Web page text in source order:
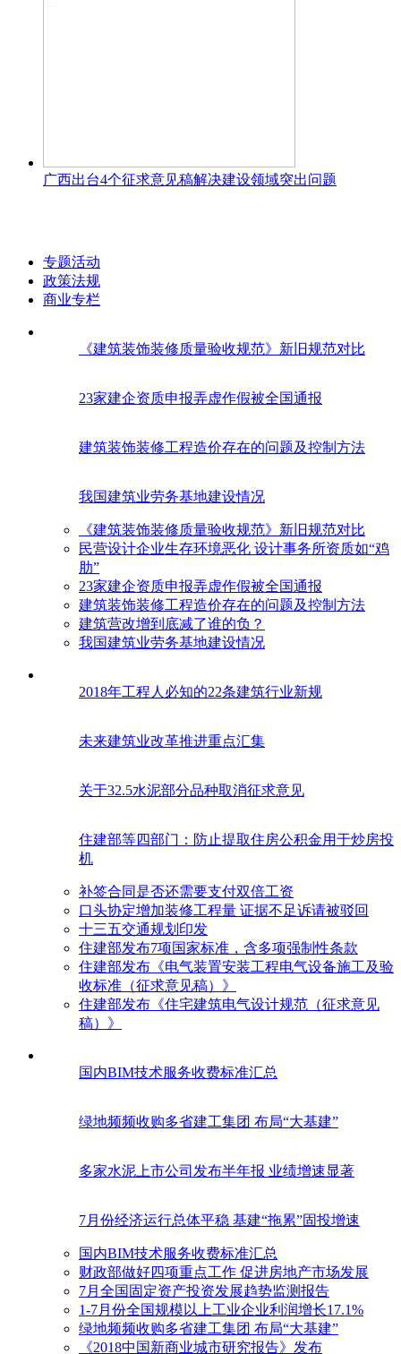
广西出台4个征求意见稿解决建设领域突出问题
专题活动
政策法规
商业专栏
《建筑装饰装修质量验收规范》新旧规范对比
23家建企资质申报弄虚作假被全国通报
建筑装饰装修工程造价存在的问题及控制方法
我国建筑业劳务基地建设情况
《建筑装饰装修质量验收规范》新旧规范对比
民营设计企业生存环境恶化 设计事务所资质如“鸡
肋”
23家建企资质申报弄虚作假被全国通报
建筑装饰装修工程造价存在的问题及控制方法
建筑营改增到底减了谁的负？
我国建筑业劳务基地建设情况
2018年工程人必知的22条建筑行业新规
未来建筑业改革推进重点汇集
关于32.5水泥部分品种取消征求意见
住建部等四部门：防止提取住房公积金用于炒房投
机
补签合同是否还需要支付双倍工资
口头协定增加装修工程量 证据不足诉请被驳回
十三五交通规划印发
住建部发布7项国家标准，含多项强制性条款
住建部发布《电气装置安装工程电气设备施工及验
收标准（征求意见稿）》
住建部发布《住宅建筑电气设计规范（征求意见
稿）》
国内BIM技术服务收费标准汇总
绿地频频收购多省建工集团 布局“大基建”
多家水泥上市公司发布半年报 业绩增速显著
7月份经济运行总体平稳 基建“拖累”固投增速
国内BIM技术服务收费标准汇总
财政部做好四项重点工作 促进房地产市场发展
7月全国固定资产投资发展趋势监测报告
1-7月份全国规模以上工业企业利润增长17.1%
绿地频频收购多省建工集团 布局“大基建”
《2018中国新商业城市研究报告》发布